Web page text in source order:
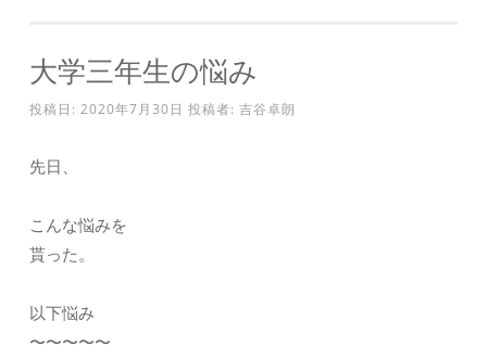
大学三年生の悩み
投稿日: 2020年7月30日 投稿者: 吉谷卓朗
先日、
こんな悩みを
貰った。
以下悩み
〜〜〜〜〜